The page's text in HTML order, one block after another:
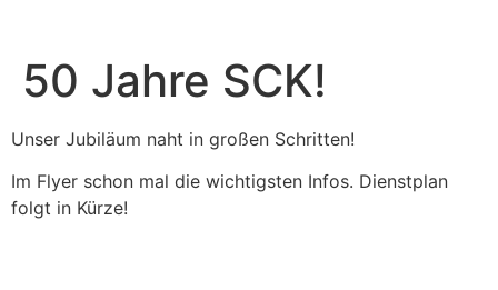
50 Jahre SCK!
Unser Jubiläum naht in großen Schritten!
Im Flyer schon mal die wichtigsten Infos. Dienstplan
folgt in Kürze!